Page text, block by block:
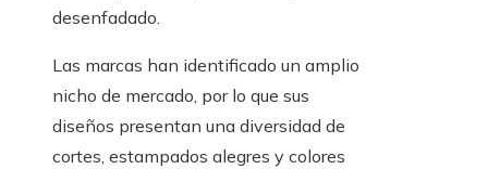
desenfadado.
Las marcas han identificado un amplio
nicho de mercado, por lo que sus
diseños presentan una diversidad de
cortes, estampados alegres y colores